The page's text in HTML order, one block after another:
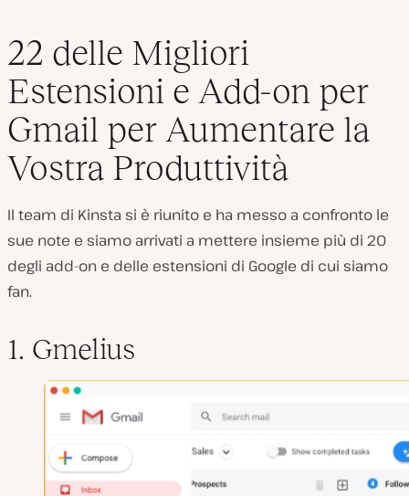
22 delle Migliori
Estensioni e Add-on per
Gmail per Aumentare la
Vostra Produttività
Il team di Kinsta si è riunito e ha messo a confronto le
sue note e siamo arrivati a mettere insieme più di 20
degli add-on e delle estensioni di Google di cui siamo
fan.
1. Gmelius